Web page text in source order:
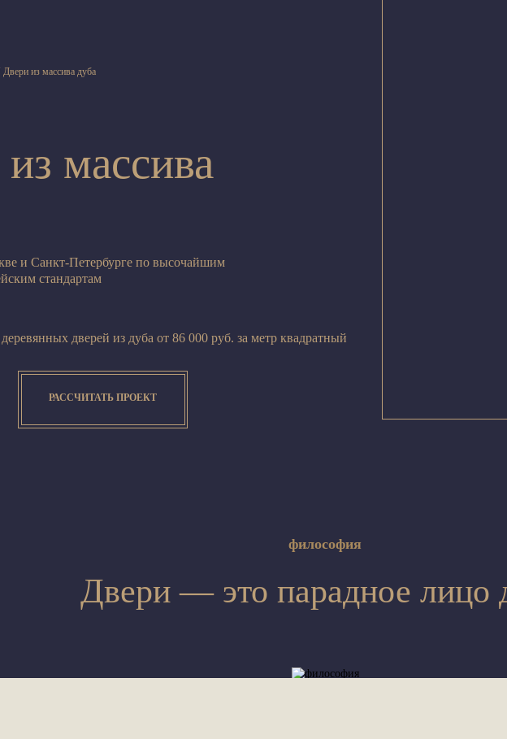
Двери из массива дуба
массива
и Санкт-Петербурге по высочайшим
стандартам
дверей из дуба от 86 000 руб. за метр квадратный
РАССЧИТАТЬ ПРОЕКТ
философия
Двери — это парадное лицо